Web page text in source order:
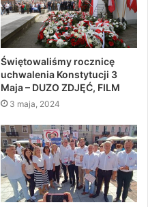
Świętowaliśmy rocznicę
uchwalenia Konstytucji 3
Maja – DUZO ZDJĘĆ, FILM
3 maja, 2024